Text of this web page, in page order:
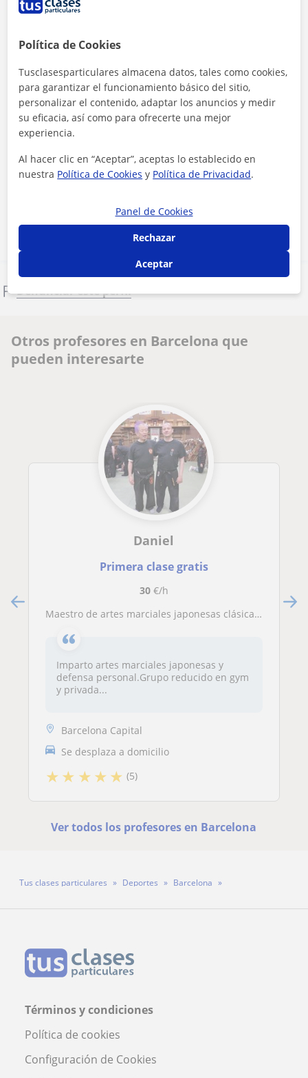
Al hacer clic, aceptas nuestroaviso legal y de privacidad
Contactar ahora
Denunciar este perfil
Otros profesores en Barcelona que
pueden interesarte
Daniel
Primera clase gratis
30€/h
Maestro de artes marciales japonesas clásicas y defensa personal imparte clases. Grupo reducido y privadas
Imparto artes marciales japonesas y
defensa personal.Grupo reducido en gym
y privada...
Barcelona Capital
Se desplaza a domicilio
★★ ★★★ (5)
Ver todos los profesores en Barcelona
Tus clases particulares Deportes
Barcelona
Términos y condiciones
Política de cookies
Configuración de Cookies
Política de Cookies
Tusclasesparticulares almacena datos, tales como cookies,
para garantizar el funcionamiento básico del sitio,
personalizar el contenido, adaptar los anuncios y medir
su eficacia, así como para ofrecerte una mejor
experiencia.
Al hacer clic en “Aceptar”, aceptas lo establecido en
nuestra Política de Cookies y Política de Privacidad.
Panel de Cookies
Rechazar
Aceptar